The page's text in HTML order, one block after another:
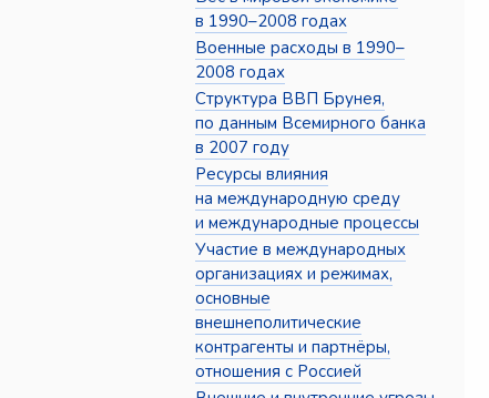
в 1990–2008 годах
Военные расходы в 1990–
2008 годах
Структура ВВП Брунея,
по данным Всемирного банка
в 2007 году
Ресурсы влияния
на международную среду
и международные процессы
Участие в международных
организациях и режимах,
основные
внешнеполитические
контрагенты и партнёры,
отношения с Россией